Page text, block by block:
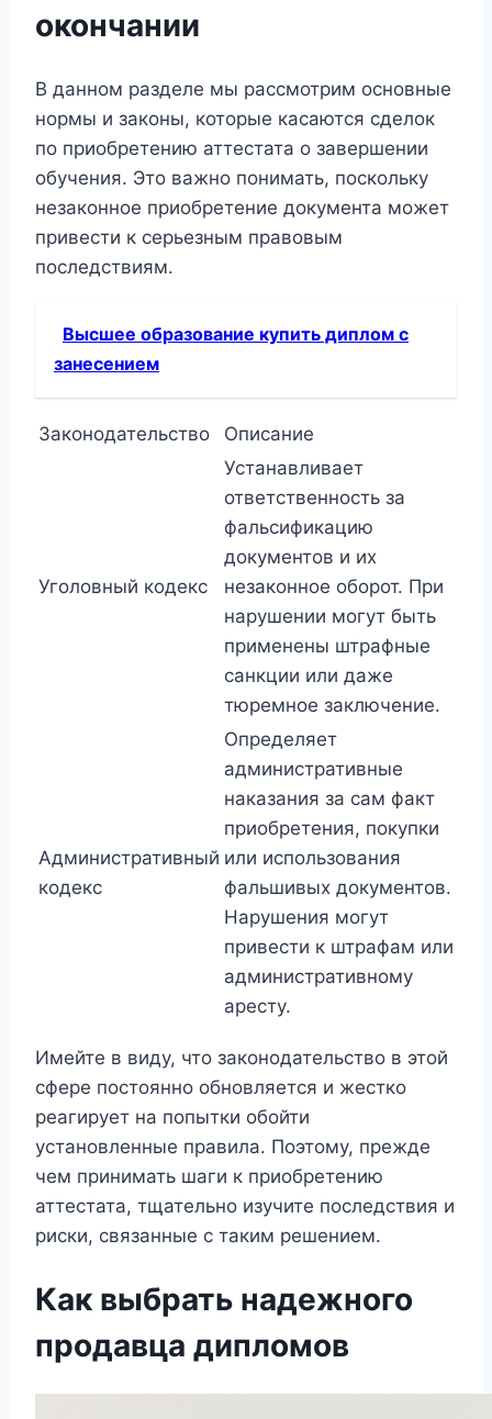
окончании
В данном разделе мы рассмотрим основные
нормы и законы, которые касаются сделок
по приобретению аттестата о завершении
обучения. Это важно понимать, поскольку
незаконное приобретение документа может
привести к серьезным правовым
последствиям.
Высшее образование купить диплом с
занесением
Законодательство Описание
Уголовный кодекс
Устанавливает
ответственность за
фальсификацию
документов и их
незаконное оборот. При
нарушении могут быть
применены штрафные
санкции или даже
тюремное заключение.
Административный
кодекс
Определяет
административные
наказания за сам факт
приобретения, покупки
или использования
фальшивых документов.
Нарушения могут
привести к штрафам или
административному
аресту.
Имейте в виду, что законодательство в этой
сфере постоянно обновляется и жестко
реагирует на попытки обойти
установленные правила. Поэтому, прежде
чем принимать шаги к приобретению
аттестата, тщательно изучите последствия и
риски, связанные с таким решением.
Как выбрать надежного
продавца дипломов